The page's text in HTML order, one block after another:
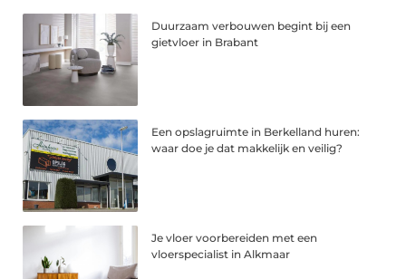
Duurzaam verbouwen begint bij een
gietvloer in Brabant
Een opslagruimte in Berkelland huren:
waar doe je dat makkelijk en veilig?
Je vloer voorbereiden met een
vloerspecialist in Alkmaar